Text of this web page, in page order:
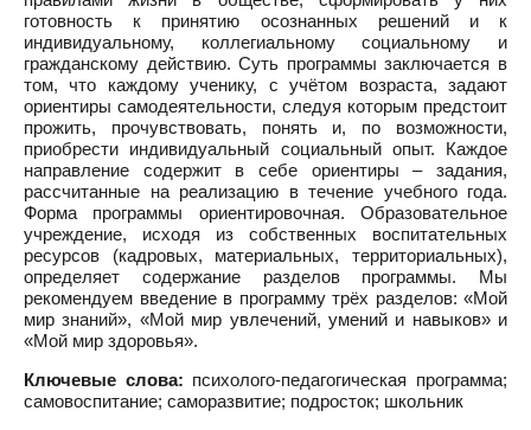
готовность к принятию осознанных решений и к
индивидуальному, коллегиальному социальному и
гражданскому действию. Суть программы заключается в
том, что каждому ученику, с учётом возраста, задают
ориентиры самодеятельности, следуя которым предстоит
прожить, прочувствовать, понять и, по возможности,
приобрести индивидуальный социальный опыт. Каждое
направление содержит в себе ориентиры – задания,
рассчитанные на реализацию в течение учебного года.
Форма программы ориентировочная. Образовательное
учреждение, исходя из собственных воспитательных
ресурсов (кадровых, материальных, территориальных),
определяет содержание разделов программы. Мы
рекомендуем введение в программу трёх разделов: «Мой
мир знаний», «Мой мир увлечений, умений и навыков» и
«Мой мир здоровья».
Ключевые слова: психолого-педагогическая программа;
самовоспитание; саморазвитие; подросток; школьник